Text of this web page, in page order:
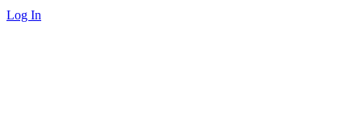
Log In